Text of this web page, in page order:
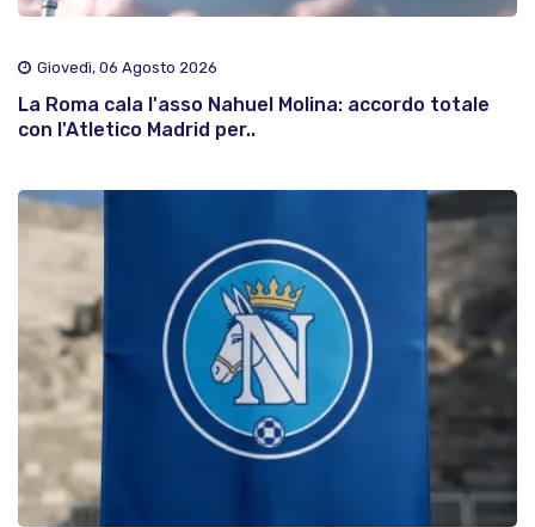
Giovedì, 06 Agosto 2026
La Roma cala l'asso Nahuel Molina: accordo totale
con l'Atletico Madrid per..